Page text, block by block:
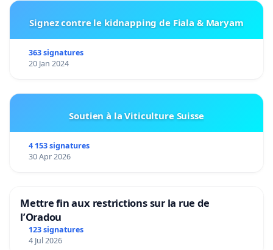
Signez contre le kidnapping de Fiala & Maryam
363 signatures
20 Jan 2024
Soutien à la Viticulture Suisse
4 153 signatures
30 Apr 2026
Mettre fin aux restrictions sur la rue de
l’Oradou
123 signatures
4 Jul 2026